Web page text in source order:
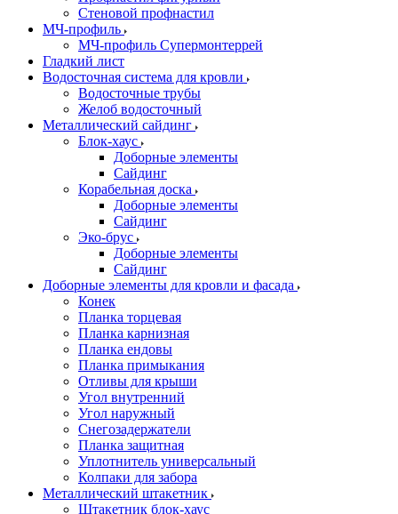
Стеновой профнастил
МЧ-профиль
МЧ-профиль Супермонтеррей
Гладкий лист
Водосточная система для кровли
Водосточные трубы
Желоб водосточный
Металлический сайдинг
Блок-хаус
Доборные элементы
Сайдинг
Корабельная доска
Доборные элементы
Сайдинг
Эко-брус
Доборные элементы
Сайдинг
Доборные элементы для кровли и фасада
Конек
Планка торцевая
Планка карнизная
Планка ендовы
Планка примыкания
Отливы для крыши
Угол внутренний
Угол наружный
Снегозадержатели
Планка защитная
Уплотнитель универсальный
Колпаки для забора
Металлический штакетник
Штакетник блок-хаус